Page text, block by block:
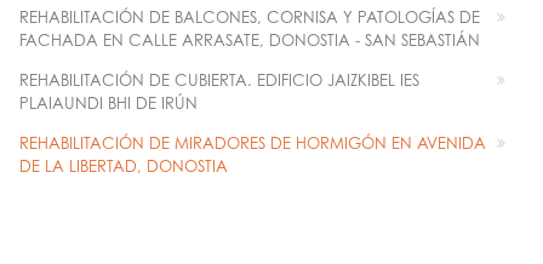
REHABILITACIÓN DE BALCONES, CORNISA Y PATOLOGÍAS DE
FACHADA EN CALLE ARRASATE, DONOSTIA - SAN SEBASTIÁN
REHABILITACIÓN DE CUBIERTA. EDIFICIO JAIZKIBEL IES
PLAIAUNDI BHI DE IRÚN
REHABILITACIÓN DE MIRADORES DE HORMIGÓN EN AVENIDA
DE LA LIBERTAD, DONOSTIA